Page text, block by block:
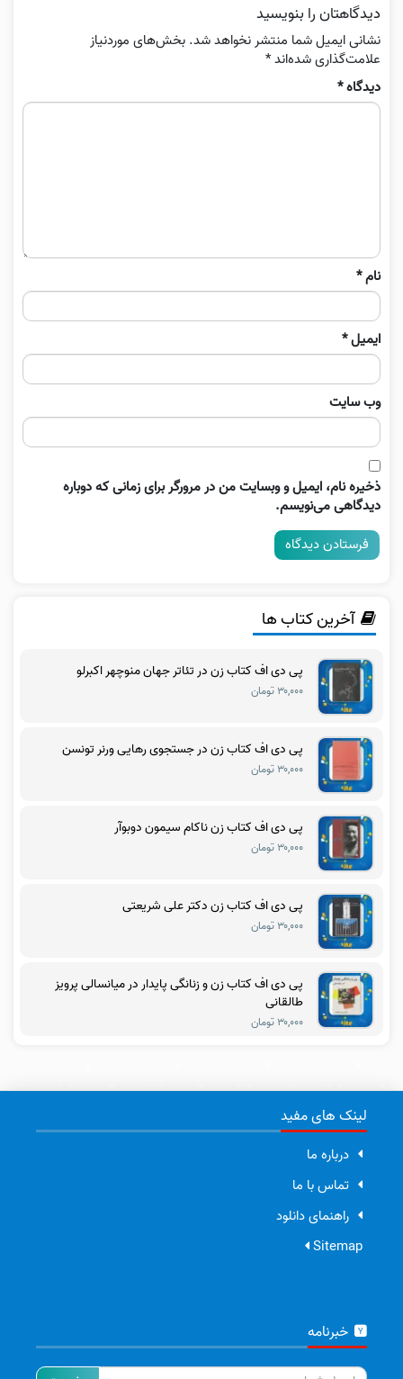
دیدگاهتان را بنویسید
نشانی ایمیل شما منتشر نخواهد شد. بخش‌های موردنیاز
علامت‌گذاری شده‌اند*
دیدگاه*
نام*
ایمیل*
وب‌ سایت
ذخیره نام، ایمیل و وبسایت من در مرورگر برای زمانی که دوباره
دیدگاهی می‌نویسم.
آخرین کتاب ها
پی دی اف کتاب زن در تئاتر جهان منوچهر اکبرلو
۳۰,۰۰۰ تومان
پی دی اف کتاب زن در جستجوی رهایی ورنر تونسن
۳۰,۰۰۰ تومان
پی دی اف کتاب زن ناکام سیمون دوبوآر
۳۰,۰۰۰ تومان
پی دی اف کتاب زن دکتر علی شریعتی
۳۰,۰۰۰ تومان
پی دی اف کتاب زن و زنانگی پایدار در میانسالی پرویز
طالقانی
۳۰,۰۰۰ تومان
لینک های مفید
درباره ما
تماس با ما
راهنمای دانلود
Sitemap
خبرنامه
ایمیل